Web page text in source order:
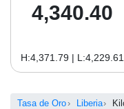
4,340.40
H:4,371.79 | L:4,229.61
Tasa de Oro Liberia